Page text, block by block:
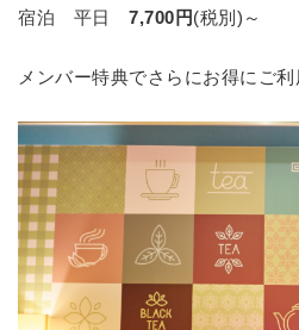
宿泊 平日 7,700円(税別)～
メンバー特典でさらにお得にご利